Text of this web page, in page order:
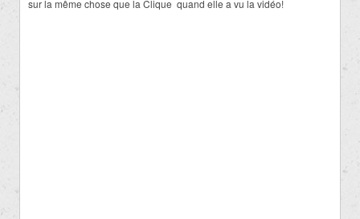
sur la même chose que la Clique quand elle a vu la vidéo!